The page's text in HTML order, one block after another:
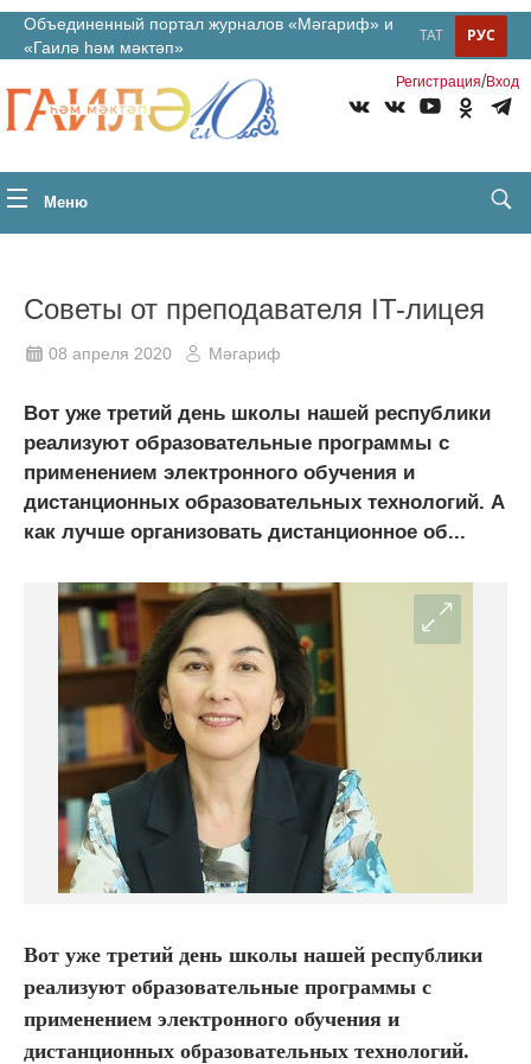
Объединенный портал журналов «Мәгариф» и
«Гаилә һәм мәктәп»
РУС
ТАТ
Регистрация/Вход
Меню
Cоветы от преподавателя IT-лицея
08 апреля 2020 Мәгариф
Вот уже третий день школы нашей республики
реализуют образовательные программы с
применением электронного обучения и
дистанционных образовательных технологий. А
как лучше организовать дистанционное об...
Вот уже третий день школы нашей республики
реализуют образовательные программы с
применением электронного обучения и
дистанционных образовательных технологий.